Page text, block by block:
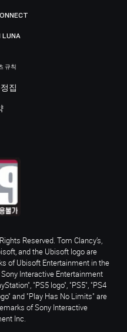
LUNA
규칙
집
Reserved. Tom Clancy’s,
and the Ubisoft logo are
of Ubisoft Entertainment in the
Interactive Entertainment
"PS5 logo", "PS5", "PS4
and "Play Has No Limits" are
of Sony Interactive
Inc.